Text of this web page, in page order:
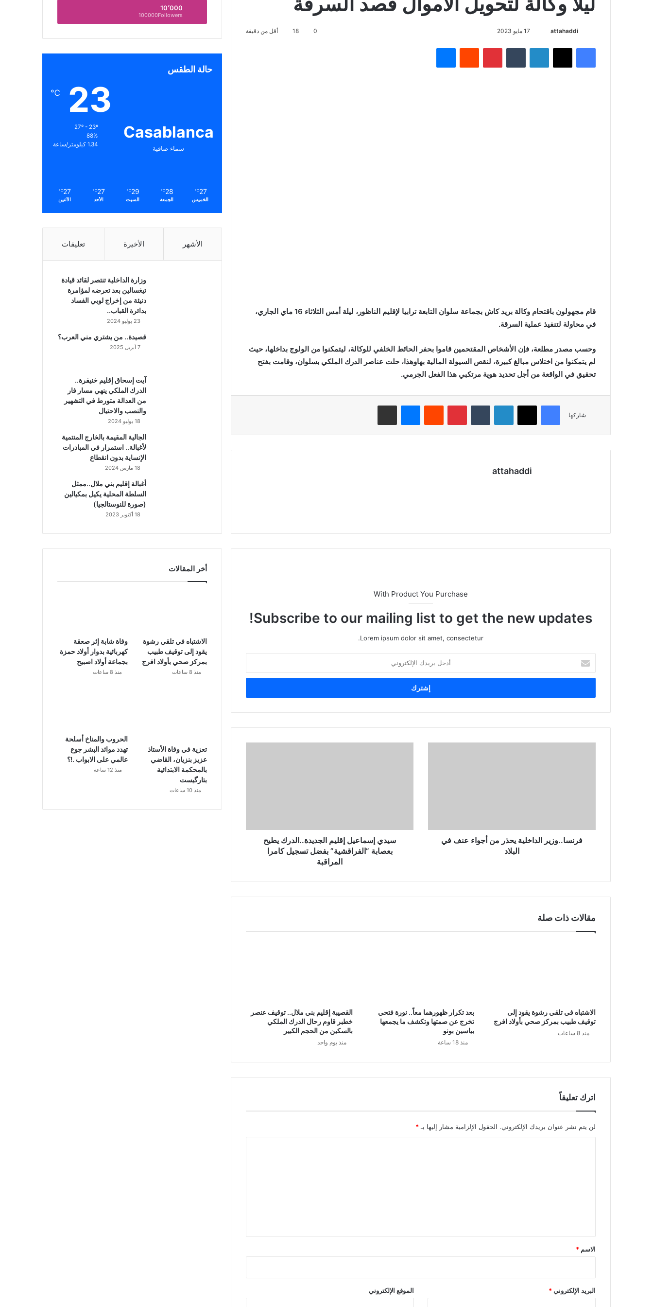
attahaddi 17 مايو 2023 0
18 أقل من دقيقة
فيسبوك X لينكدإن بينتيريست ماسنجر
قام مجهولون باقتحام وكالة بريد كاش بجماعة سلوان التابعة ترابيا لإقليم الناظور، ليلة أمس الثلاثاء 16 ماي الجاري،
في محاولة لتنفيذ عملية السرقة.
وحسب مصدر مطلعة، فإن الأشخاص المقتحمين قاموا بحفر الحائط الخلفي للوكالة، ليتمكنوا من الولوج بداخلها، حيث
لم يتمكنوا من اختلاس مبالغ كبيرة، لنقص السيولة المالية بهاوهذا، حلت عناصر الدرك الملكي بسلوان، وقامت بفتح
تحقيق في الواقعة من أجل تحديد هوية مرتكبي هذا الفعل الجرمي.
شاركها
فيسبوك X لينكدإن بينتيريست ماسنجر مشاركة عبر البريد
attahaddi
With Product You Purchase
Subscribe to our mailing list to get the new updates!
Lorem ipsum dolor sit amet, consectetur.
بريدك
الإلكتروني
فرنسا..وزير الداخلية يحذر من أجواء عنف في
البلاد
سيدي إسماعيل إقليم الجديدة..الدرك يطيح
بعصابة ”الفراقشية” بفضل تسجيل كامرا
المراقبة
مقالات ذات صلة
الاشتباه في تلقي رشوة يقود إلى
توقيف طبيب بمركز صحي بأولاد افرج
منذ 8 ساعات
بعد تكرار ظهورهما معاً.. نورة فتحي
تخرج عن صمتها وتكشف ما يجمعها
بياسين بونو
منذ 18 ساعة
القصيبة إقليم بني ملال.. توقيف عنصر
خطبر قاوم رحال الدرك الملكي
بالسكين من الحجم الكبير
منذ يوم واحد
اترك تعليقاً
لن يتم نشر عنوان بريدك الإلكتروني. الحقول الإلزامية مشار إليها بـ *
*
الاسم *
البريد الإلكتروني* الموقع الإلكتروني
10٬000
100000Followers
حالة الطقس
Casablanca
سماء صافية
23
℃
27º - 23º
88%
1.34 كيلومتر/ساعة
27
℃
الخميس
28
℃
الجمعة
29
℃
السبت
27
℃
الأحد
27
℃
الأثنين
الأشهر الأخيرة تعليقات
وزارة الداخلية تنتصر لقائد قيادة
تيغسالين بعد تعرضه لمؤامرة
دنيئة من إخراج لوبي الفساد
بدائرة القباب..
23 يوليو 2024
قصيدة.. من يشتري مني العرب؟
7 أبريل 2025
آيت إسحاق إقليم خنيفرة..
الدرك الملكي ينهي مسار فار
من العدالة متورط في التشهير
والنصب والاحتيال
18 يوليو 2024
الجالية المقيمة بالخارج المنتمية
لأغبالة.. استمرار في المبادرات
الإنساية بدون انقطاع
18 مارس 2024
أغبالة إقليم بني ملال..ممثل
السلطة المحلية يكيل بمكيالين
(صورة للنوستالجيا)
18 أكتوبر 2023
أخر المقالات
الاشتباه في تلقي رشوة
يقود إلى توقيف طبيب
بمركز صحي بأولاد افرج
منذ 8 ساعات
وفاة شابة إثر صعقة
كهربائية بدوار أولاد حمزة
بجماعة أولاد اصبيح
منذ 8 ساعات
تعزية في وفاة الأستاذ
عزيز بنزيان، القاضي
بالمحكمة الابتدائية
بتارگيست
منذ 10 ساعات
الحروب والمناخ أسلحة
تهدد موائد البشر جوع
عالمي على الابواب .!؟
منذ 12 ساعة